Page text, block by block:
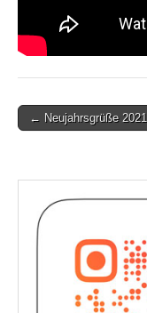
Post← Neujahrsgrüße 2021